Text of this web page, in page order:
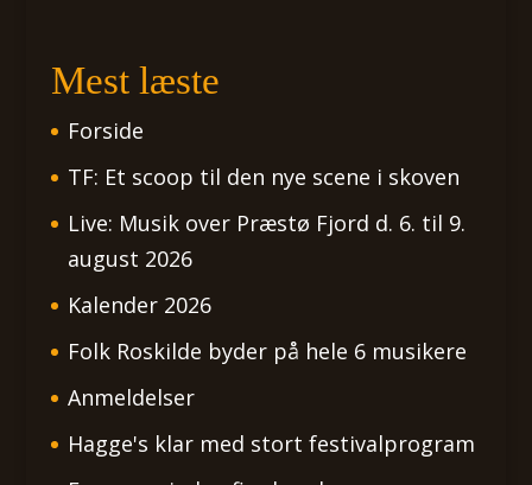
Mest læste
Forside
TF: Et scoop til den nye scene i skoven
Live: Musik over Præstø Fjord d. 6. til 9.
august 2026
Kalender 2026
Folk Roskilde byder på hele 6 musikere
Anmeldelser
Hagge's klar med stort festivalprogram